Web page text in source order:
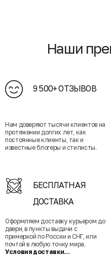
Наши
9 500+ ОТЗЫВОВ
Нам доверяют тысячи клиентов на
протяжении долгих лет, как
постоянные клиенты, так и
известные блогеры и стилисты.
БЕСПЛАТНАЯ
ДОСТАВКА
Оформляем доставку курьером до
двери, в пункты выдачи с
примеркой по России и СНГ, или
почтой в любую точку мира.
Условия доставки...